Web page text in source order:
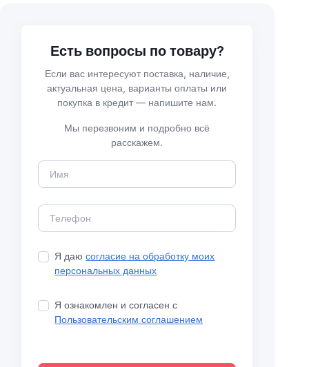
Есть вопросы по товару?
Если вас интересуют поставка, наличие,
актуальная цена, варианты оплаты или
покупка в кредит — напишите нам.
Мы перезвоним и подробно всё
расскажем.
Я даюсогласие на обработку моих
персональных данных
Я ознакомлен и согласен с
Пользовательским соглашением